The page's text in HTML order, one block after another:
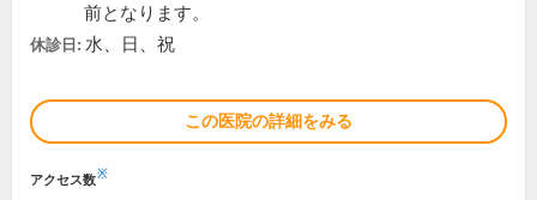
前となります。
休診日: 水、日、祝
この医院の詳細をみる
アクセス数※